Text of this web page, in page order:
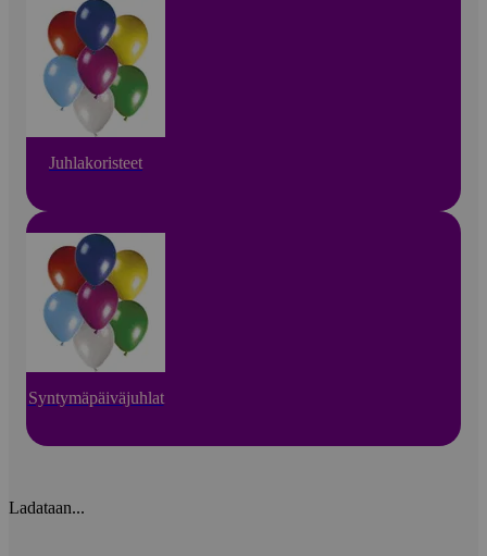
Juhlakoristeet
Syntymäpäiväjuhlat
Ladataan...